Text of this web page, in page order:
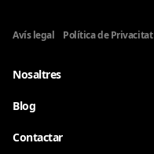
Avís legal Política de Privacitat
Nosaltres
Blog
Contactar